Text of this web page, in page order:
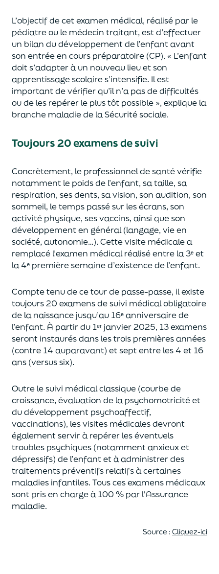
L’objectif de cet examen médical, réalisé par le
pédiatre ou le médecin traitant, est d’effectuer
un bilan du développement de l’enfant avant
son entrée en cours préparatoire (CP). « L’enfant
doit s’adapter à un nouveau lieu et son
apprentissage scolaire s’intensifie. Il est
important de vérifier qu’il n’a pas de difficultés
ou de les repérer le plus tôt possible », explique la
branche maladie de la Sécurité sociale.
Toujours 20 examens de suivi
Concrètement, le professionnel de santé vérifie
notamment le poids de l’enfant, sa taille, sa
respiration, ses dents, sa vision, son audition, son
sommeil, le temps passé sur les écrans, son
activité physique, ses vaccins, ainsi queson
développementen général(langage, vie en
société, autonomie…). Cette visite médicale a
remplacé l’examen médical réaliséentre la3ᵉet
la4ᵉ première semaine d’existence de l’enfant.
Compte tenu de cetour de passe-passe, il existe
toujours 20 examens de suivi médical obligatoire
de la naissance jusqu’au 16ᵉanniversaire de
l’enfant. À partir du 1ᵉʳ janvier 2025, 13 examens
seront instaurésdans les trois premières années
(contre 14 auparavant) et sept entre les 4 et 16
ans (versus six).
Outre le suivi médical classique (courbe de
croissance, évaluation de la psychomotricité et
du développement psychoaffectif,
vaccinations), les visites médicales devront
égalementservir à repérer les éventuels
troubles psychiques (notamment anxieux et
dépressifs) de l’enfant et à administrer des
traitements préventifs relatifs à certaines
maladies infantiles. Tous ces examens médicaux
sont pris en charge à 100 % par l'Assurance
maladie.
Source : Cliquez-ici